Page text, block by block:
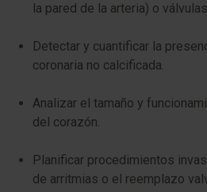
la pared de la arteria) o
Detectar y cuantificar la
coronaria no calcificada.
Analizar el tamaño y
del corazón.
Planificar procedimientos
de arritmias o el reemplazo